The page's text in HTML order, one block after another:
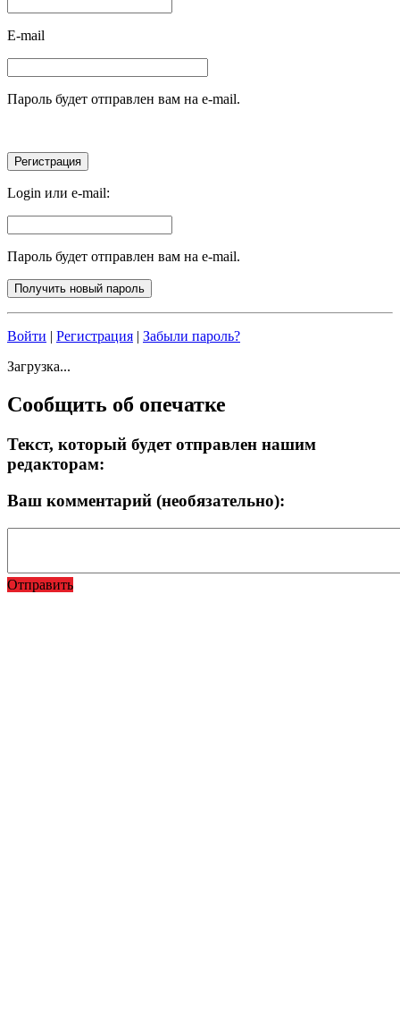
E-mail
Пароль будет отправлен вам на e-mail.
Login или e-mail:
Пароль будет отправлен вам на e-mail.
Войти | Регистрация | Забыли пароль?
Загрузка...
Сообщить об опечатке
Текст, который будет отправлен нашим
редакторам:
Ваш комментарий (необязательно):
Отправить